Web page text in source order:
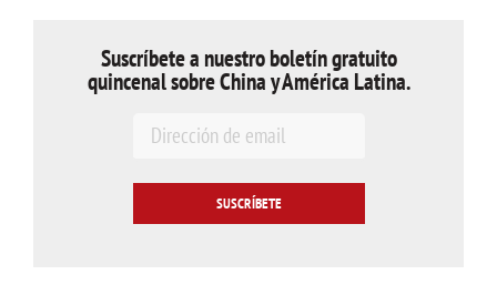
Suscríbete a nuestro boletín gratuito
quincenal sobre China y América Latina.